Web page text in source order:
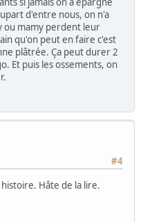
d'entre nous, on n'a
ou mamy perdent leur
qu'on peut en faire c'est
plâtrée. Ça peut durer 2
Et puis les ossements, on
#4
Hâte de la lire.